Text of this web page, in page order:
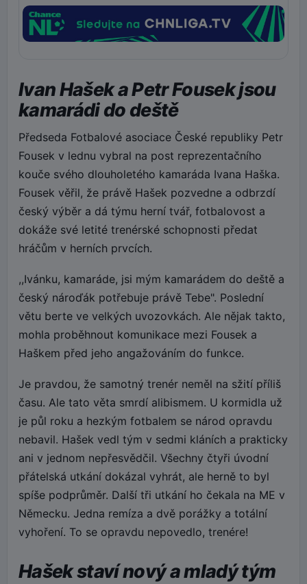
Ivan Hašek a Petr Fousek jsou
kamarádi do deště
Předseda Fotbalové asociace České republiky Petr
Fousek v lednu vybral na post reprezentačního
kouče svého dlouholetého kamaráda Ivana Haška.
Fousek věřil, že právě Hašek pozvedne a odbrzdí
český výběr a dá týmu herní tvář, fotbalovost a
dokáže své letité trenérské schopnosti předat
hráčům v herních prvcích.
,,Ivánku, kamaráde, jsi mým kamarádem do deště a
český nároďák potřebuje právě Tebe". Poslední
větu berte ve velkých uvozovkách. Ale nějak takto,
mohla proběhnout komunikace mezi Fousek a
Haškem před jeho angažováním do funkce.
Je pravdou, že samotný trenér neměl na sžití příliš
času. Ale tato věta smrdí alibismem. U kormidla už
je půl roku a hezkým fotbalem se národ opravdu
nebavil. Hašek vedl tým v sedmi kláních a prakticky
ani v jednom nepřesvědčil. Všechny čtyři úvodní
přátelská utkání dokázal vyhrát, ale herně to byl
spíše podprůměr. Další tři utkání ho čekala na ME v
Německu. Jedna remíza a dvě porážky a totální
vyhoření. To se opravdu nepovedlo, trenére!
Hašek staví nový a mladý tým